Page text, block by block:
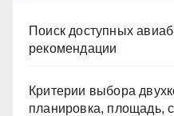
Поиск доступных
рекомендации
Критерии выбора
планировка, площадь,